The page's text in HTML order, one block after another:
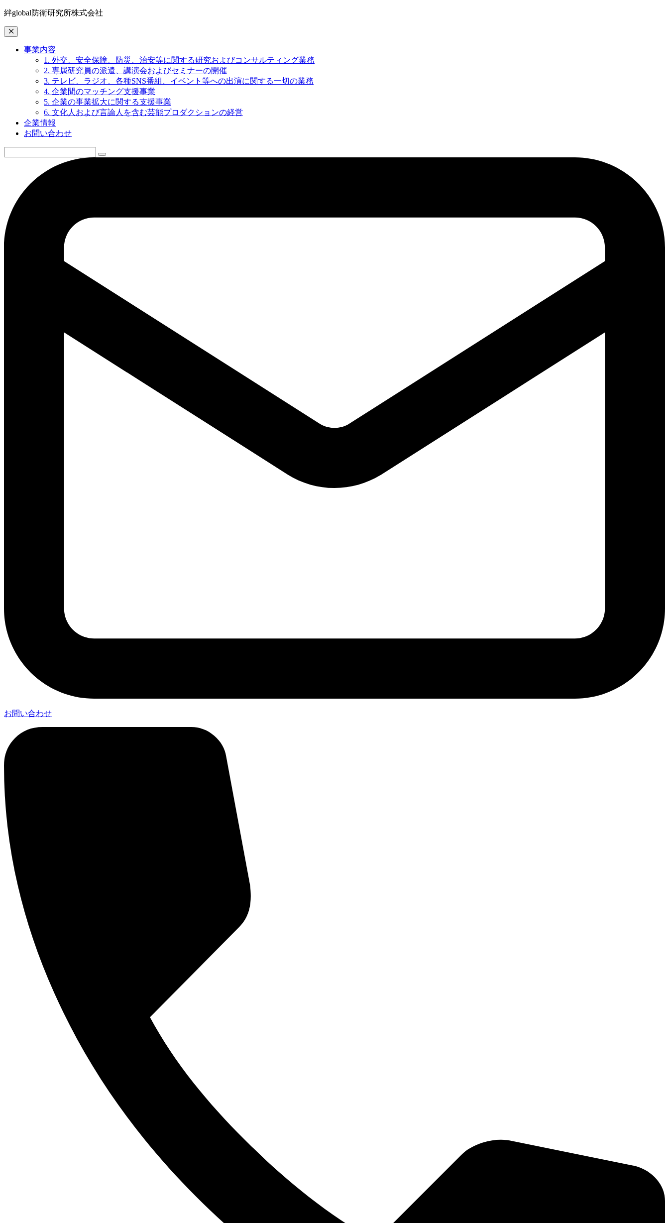
絆global防衛研究所株式会社
事業内容
1. 外交、安全保障、防災、治安等に関する研究およびコンサルティング業務
2. 専属研究員の派遣、講演会およびセミナーの開催
3. テレビ、ラジオ、各種SNS番組、イベント等への出演に関する一切の業務
4. 企業間のマッチング支援事業
5. 企業の事業拡大に関する支援事業
6. 文化人および言論人を含む芸能プロダクションの経営
企業情報
お問い合わせ
お問い合わせ